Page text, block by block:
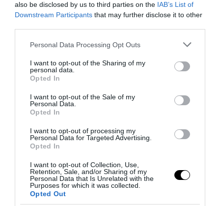
also be disclosed by us to third parties on the IAB’s List of
Downstream Participants that may further disclose it to other
Please note that this website/app uses one or more Google
not limited to your visit or usage behaviour. You may click to
grant or deny consent to Google and its third-party tags to
use your data for below specified purposes in below Google
consent section.
Personal Data Processing Opt Outs
I want to opt-out of the Sharing of my
personal data.
Opted In
I want to opt-out of the Sale of my
Personal Data.
Opted In
I want to opt-out of processing my
Personal Data for Targeted Advertising.
Opted In
I want to opt-out of Collection, Use,
Retention, Sale, and/or Sharing of my
Personal Data that Is Unrelated with the
Purposes for which it was collected.
Opted Out
6 Agosto 2026